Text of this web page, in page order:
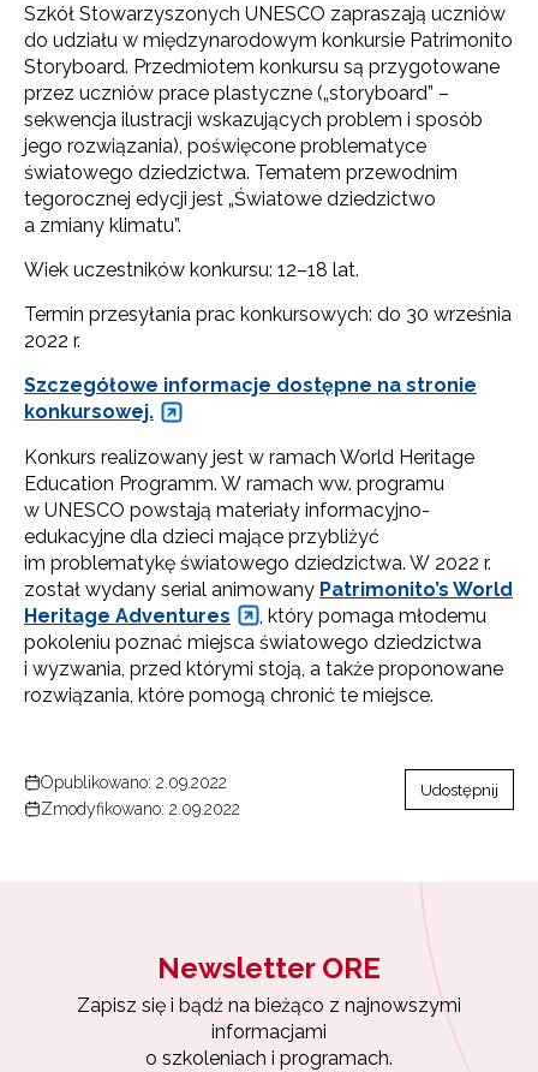
Szkół Stowarzyszonych UNESCO zapraszają uczniów
do udziału w międzynarodowym konkursie Patrimonito
Storyboard. Przedmiotem konkursu są przygotowane
przez uczniów prace plastyczne („storyboard” –
sekwencja ilustracji wskazujących problem i sposób
jego rozwiązania), poświęcone problematyce
światowego dziedzictwa. Tematem przewodnim
tegorocznej edycji jest „Światowe dziedzictwo
a zmiany klimatu”.
Wiek uczestników konkursu: 12–18 lat.
Termin przesyłania prac konkursowych: do 30 września
2022 r.
Szczegółowe informacje dostępne na stronie
konkursowej.
Konkurs realizowany jest w ramach World Heritage
Education Programm. W ramach ww. programu
w UNESCO powstają materiały informacyjno-
edukacyjne dla dzieci mające przybliżyć
im problematykę światowego dziedzictwa. W 2022 r.
został wydany serial animowany Patrimonito’s World
Heritage Adventures
, który pomaga młodemu
pokoleniu poznać miejsca światowego dziedzictwa
i wyzwania, przed którymi stoją, a także proponowane
rozwiązania, które pomogą chronić te miejsce.
Opublikowano: 2.09.2022
Zmodyfikowano: 2.09.2022
Udostępnij
Newsletter ORE
Zapisz się i bądź na bieżąco z najnowszymi
informacjami
o szkoleniach i programach.